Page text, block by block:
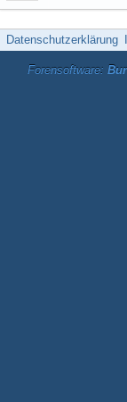
Datenschutzerklärung
Forensoftware: